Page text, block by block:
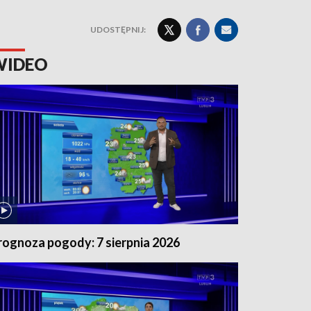
UDOSTĘPNIJ:
pogody: 7 sierpnia 2026